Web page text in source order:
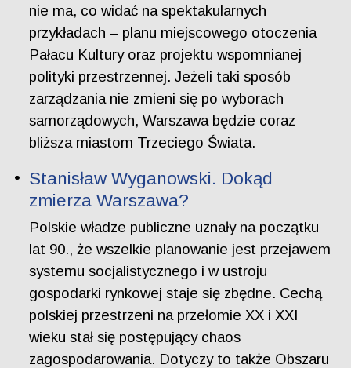
nie ma, co widać na spektakularnych
przykładach – planu miejscowego otoczenia
Pałacu Kultury oraz projektu wspomnianej
polityki przestrzennej. Jeżeli taki sposób
zarządzania nie zmieni się po wyborach
samorządowych, Warszawa będzie coraz
bliższa miastom Trzeciego Świata.
Stanisław Wyganowski. Dokąd
zmierza Warszawa?
Polskie władze publiczne uznały na początku
lat 90., że wszelkie planowanie jest przejawem
systemu socjalistycznego i w ustroju
gospodarki rynkowej staje się zbędne. Cechą
polskiej przestrzeni na przełomie XX i XXI
wieku stał się postępujący chaos
zagospodarowania. Dotyczy to także Obszaru